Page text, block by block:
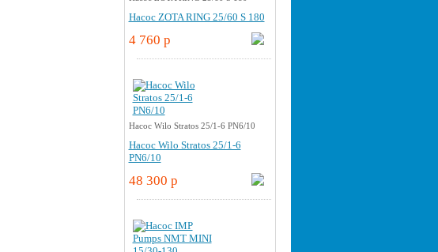
Насос ZOTA RING 25/60 S 180
4 760 p
Насос Wilo Stratos 25/1-6 PN6/10
Насос Wilo Stratos 25/1-6
PN6/10
48 300 p